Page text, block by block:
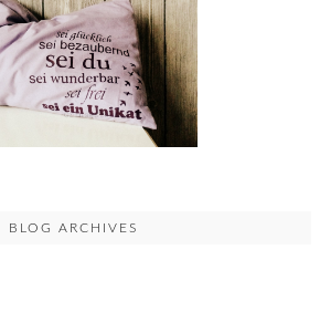
BLOG ARCHIVES